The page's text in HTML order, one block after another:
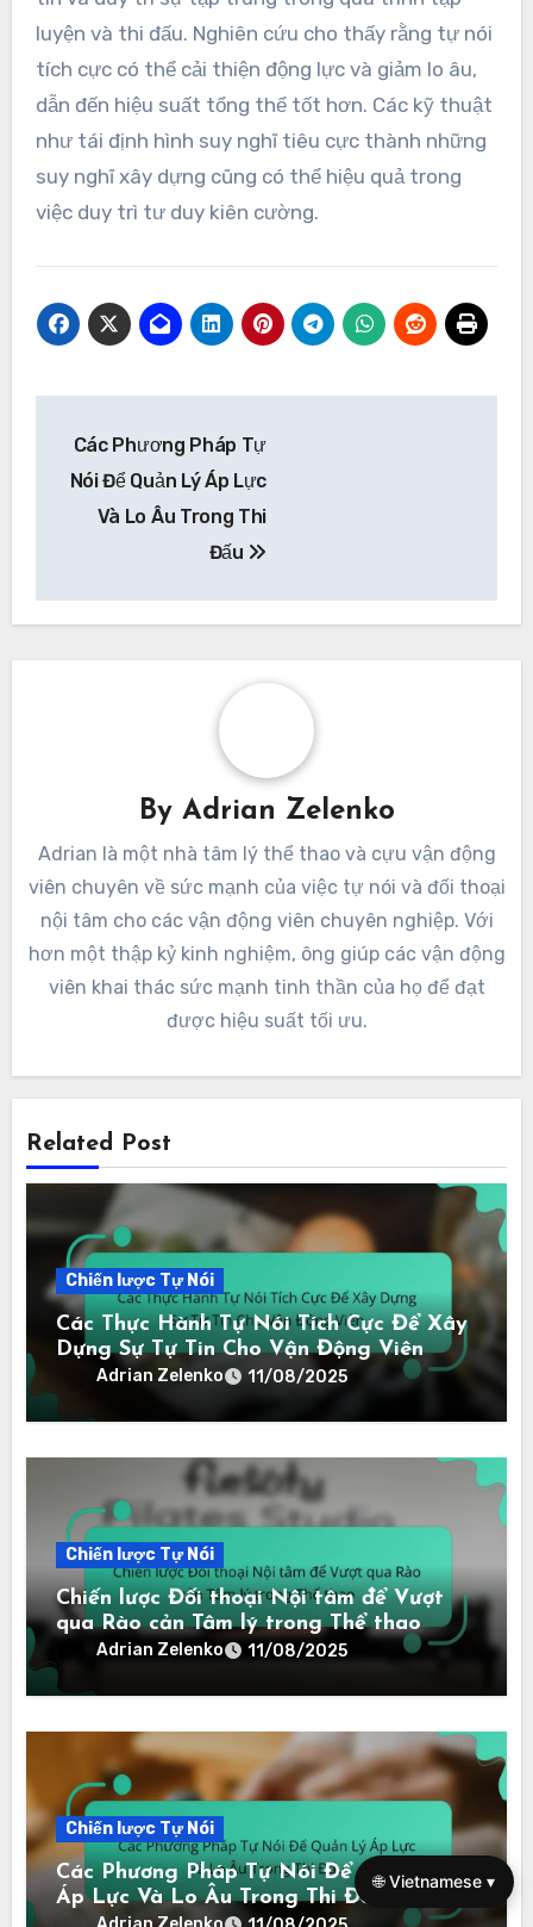
luyện và thi đấu. Nghiên cứu cho thấy rằng tự nói
tích cực có thể cải thiện động lực và giảm lo âu,
dẫn đến hiệu suất tổng thể tốt hơn. Các kỹ thuật
như tái định hình suy nghĩ tiêu cực thành những
suy nghĩ xây dựng cũng có thể hiệu quả trong
việc duy trì tư duy kiên cường.
navigation
Các Phương Pháp Tự
Nói Để Quản Lý Áp Lực
Và Lo Âu Trong Thi
Đấu
By Adrian Zelenko
Adrian là một nhà tâm lý thể thao và cựu vận động
viên chuyên về sức mạnh của việc tự nói và đối thoại
nội tâm cho các vận động viên chuyên nghiệp. Với
hơn một thập kỷ kinh nghiệm, ông giúp các vận động
viên khai thác sức mạnh tinh thần của họ để đạt
được hiệu suất tối ưu.
Related Post
Chiến lược Tự Nói
Các Thực Hành Tự Nói Tích Cực Để Xây
Dựng Sự Tự Tin Cho Vận Động Viên
Adrian Zelenko 11/08/2025
Chiến lược Tự Nói
Chiến lược Đối thoại Nội tâm để Vượt
qua Rào cản Tâm lý trong Thể thao
Adrian Zelenko 11/08/2025
Chiến lược Tự Nói
Các Phương Pháp Tự Nói Để Quản Lý
Áp Lực Và Lo Âu Trong Thi Đấu
🌐 Vietnamese ▾